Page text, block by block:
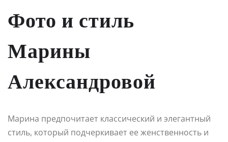
Фото и стиль
Марины
Александровой
Марина предпочитает классический и элегантный
стиль, который подчеркивает ее женственность и